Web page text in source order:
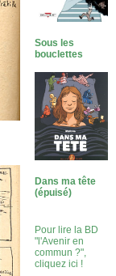
Sous les
bouclettes
Dans ma tête
(épuisé)
Pour lire la BD
"l'Avenir en
commun ?",
cliquez ici !